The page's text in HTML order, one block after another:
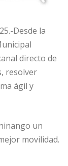
Desde la
directo de
resolver
ágil y
un
movilidad.